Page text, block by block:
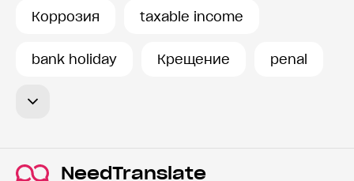
Коррозия taxable income
bank holiday Крещение penal
NeedTranslate